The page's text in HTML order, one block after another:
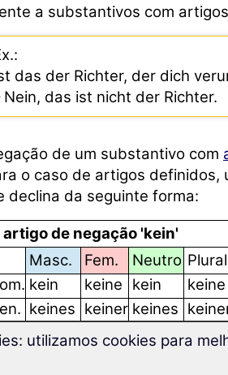
a substantivos com
das der Richter, der dich
Nein, das ist nicht der Richter.
de um substantivo com
o caso de artigos definidos,
declina da seguinte forma:
artigo de negação 'kein'
Masc.
Fem. Neutro Plural
kein keine kein
keine
keines keiner keines
keinem keiner keinem
utilizamos cookies para